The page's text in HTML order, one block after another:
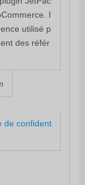
I
utilisé p
des référ
de confident